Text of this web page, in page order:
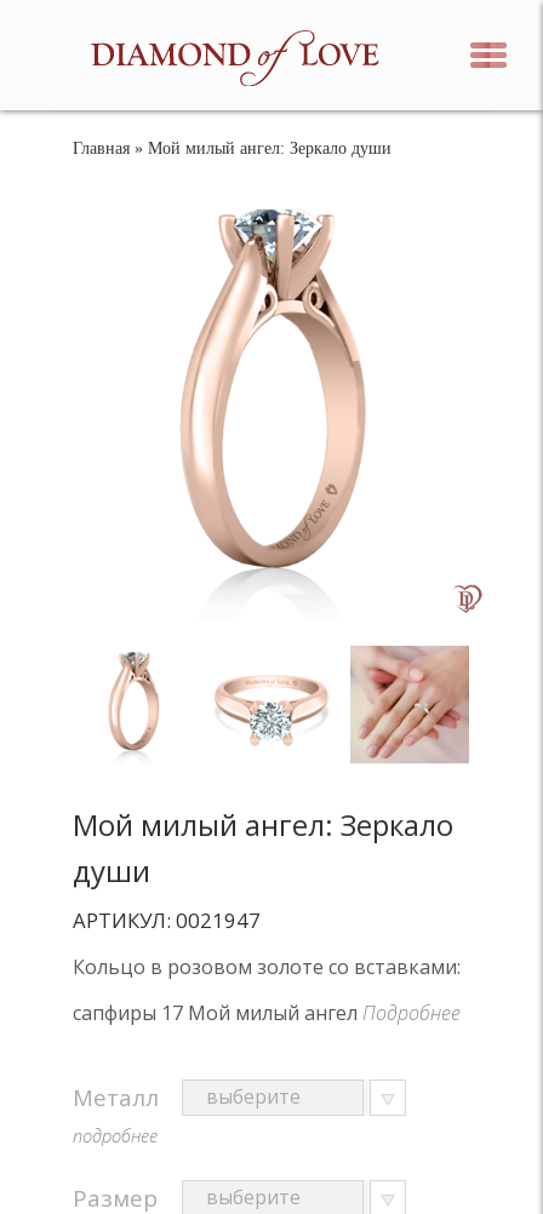
Главная » Мой милый ангел: Зеркало души
Мой милый ангел: Зеркало
души
АРТИКУЛ: 0021947
Кольцо в розовом золоте со вставками:
сапфиры 17 Мой милый ангел Подробнее
Металл
подробнее
Размер